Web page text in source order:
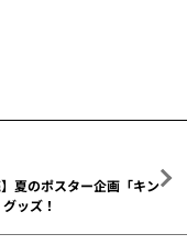
】夏のポスター企画「キン
ッズ！